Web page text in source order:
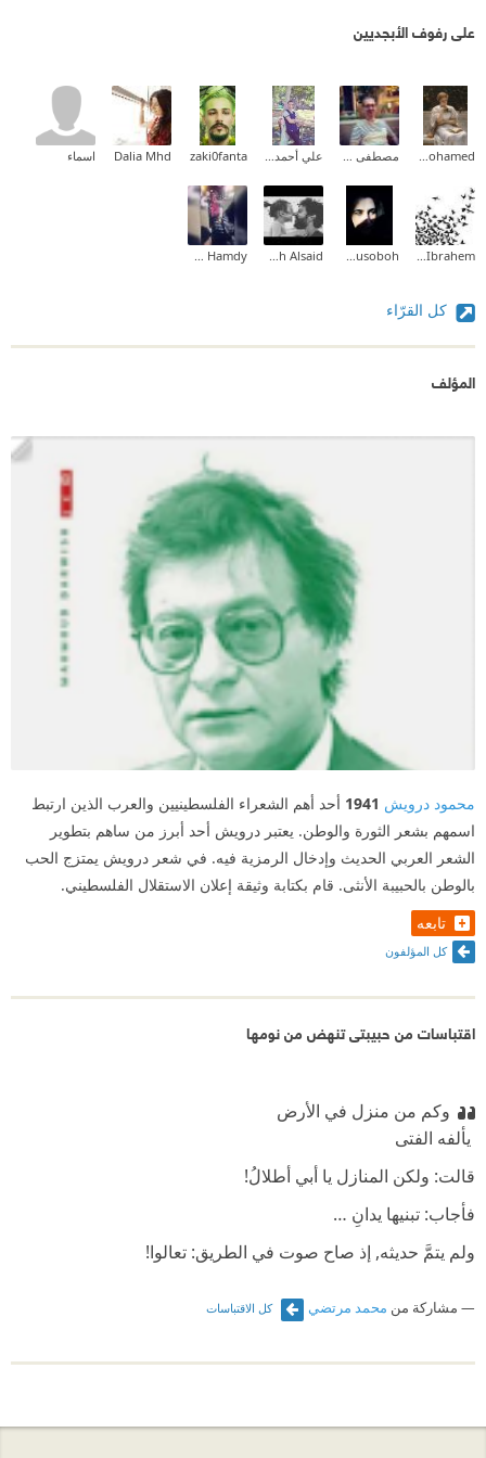
على رفوف الأبجديين
Aliaa Mohamed مصطفى عمر الفاروق علي أحمد حجازي zaki0fanta
Dalia Mhd اسماء
Mohamed Ibrahem
amani.Abusoboh
Salah Alsaid
Farah Hamdy
كل القرّاء
المؤلف
محمود درويش 1941 أحد أهم الشعراء الفلسطينيين والعرب الذين ارتبط
اسمهم بشعر الثورة والوطن. يعتبر درويش أحد أبرز من ساهم بتطوير
الشعر العربي الحديث وإدخال الرمزية فيه. في شعر درويش يمتزج الحب
بالوطن بالحبيبة الأنثى. قام بكتابة وثيقة إعلان الاستقلال الفلسطيني.
تابعه
كل المؤلفون
اقتباسات من حبيبتى تنهض من نومها
وكم من منزل في الأرض
‫ يألفه الفتى
‫قالت: ولكن المنازل يا أبي أطلالُ!
‫فأجاب: تبنيها يدانِ …
‫ولم يتمَّ حديثه, إذ صاح صوت في الطريق: تعالوا!
‫حرس الحدود مرابطٌ
مشاركة من محمد مرتضي كل الاقتباسات